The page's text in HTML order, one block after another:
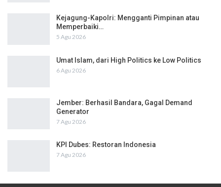
Kejagung-Kapolri: Mengganti Pimpinan atau
Memperbaiki…
5 Agu 2026
Umat Islam, dari High Politics ke Low Politics
6 Agu 2026
Jember: Berhasil Bandara, Gagal Demand
Generator
7 Agu 2026
KPI Dubes: Restoran Indonesia
7 Agu 2026